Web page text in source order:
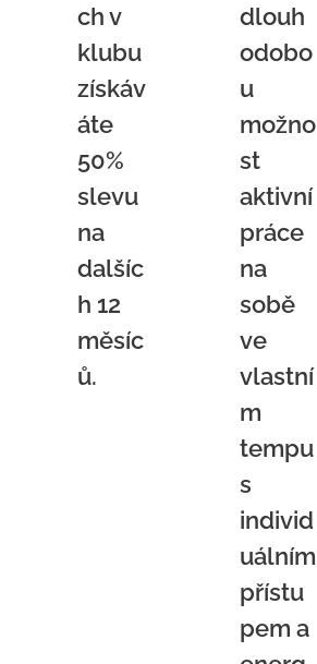
ch v
klubu
získáv
áte
50%
slevu
na
dalšíc
h 12
měsíc
ů.
dlouh
odobo
u
možno
st
aktivní
práce
na
sobě
ve
vlastní
m
tempu
s
individ
uálním
přístu
pem a